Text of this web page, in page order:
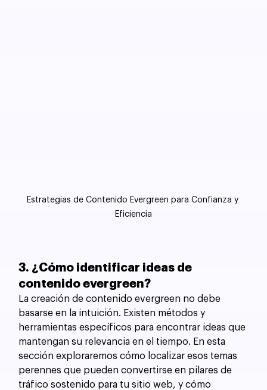
Estrategias de Contenido Evergreen para Confianza y
Eficiencia
3. ¿Cómo identificar ideas de
contenido evergreen?
La creación de contenido evergreen no debe
basarse en la intuición. Existen métodos y
herramientas específicos para encontrar ideas que
mantengan su relevancia en el tiempo. En esta
sección exploraremos cómo localizar esos temas
perennes que pueden convertirse en pilares de
tráfico sostenido para tu sitio web, y cómo